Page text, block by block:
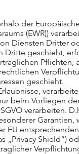
der
(EWR))
Diensten Dritter
Dritte geschieht,
Pflichten,
geschieht.
beim Vorliegen
verarbeiten.
Garantien,
EU entsprechenden
„Privacy Shield“)